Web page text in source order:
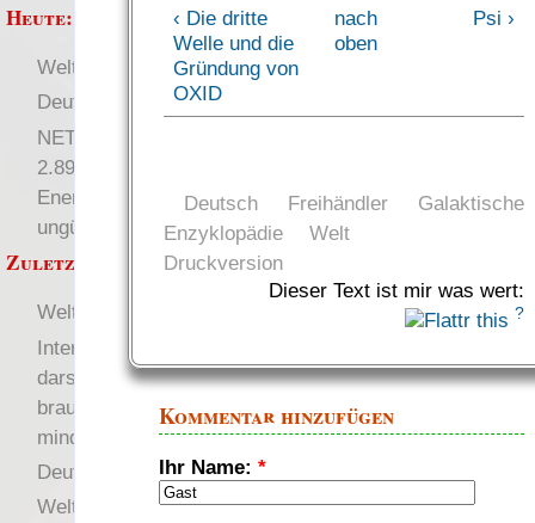
‹ Die dritte
Welle und die
Gründung von
OXID
nach
oben
Psi ›
Deutsch Freihändler
Galaktische
Enzyklopädie
Welt
Druckversion
Dieser Text ist mir was wert:
?
Kommentar hinzufügen
Ihr Name: *
Heute:
Welten
RaumZeit
Deutsch
NETFEED/REQUEST
2.894,66:
Energiesignaturen
ungültig machen
Zuletzt angezeigt:
Welten
Interessante Charaktere
darstellen Teil 2.5: Was
brauchen NSCs
mindestens?
Deutsch
Weltenbau mit